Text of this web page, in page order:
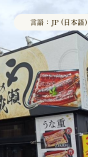
言語：JP (日本語)